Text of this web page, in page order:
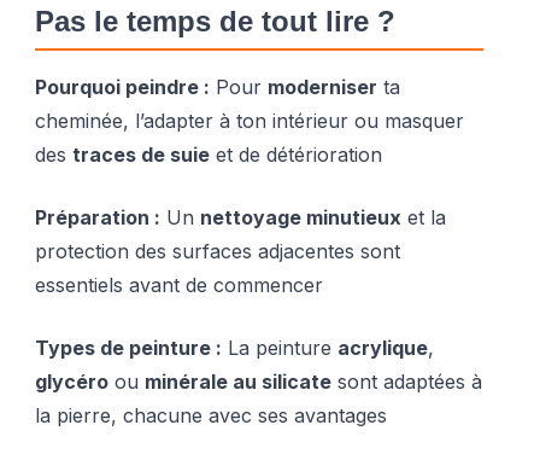
Pas le temps de tout lire ?
Pourquoi peindre : Pour moderniser ta
cheminée, l’adapter à ton intérieur ou masquer
destraces de suie et de détérioration
Préparation : Un nettoyage minutieux et la
protection des surfaces adjacentes sont
essentiels avant de commencer
Types de peinture : La peinture acrylique,
glycéro ou minérale au silicate sont adaptées à
la pierre, chacune avec ses avantages